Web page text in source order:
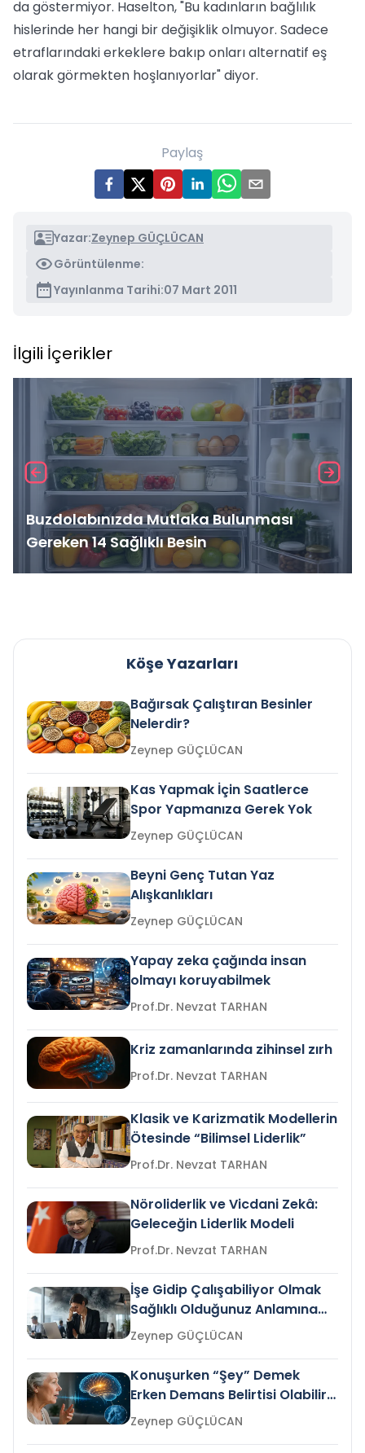
da göstermiyor. Haselton, "Bu kadınların bağlılık
hislerinde her hangi bir değişiklik olmuyor. Sadece
etraflarındaki erkeklere bakıp onları alternatif eş
olarak görmekten hoşlanıyorlar" diyor.
Paylaş
Yazar:Zeynep GÜÇLÜCAN
Görüntülenme:
Yayınlanma Tarihi:07 Mart 2011
İlgili İçerikler
Buzdolabınızda Mutlaka Bulunması
Gereken 14 Sağlıklı Besin
Köşe Yazarları
Bağırsak Çalıştıran Besinler
Nelerdir?
Zeynep GÜÇLÜCAN
Kas Yapmak İçin Saatlerce
Spor Yapmanıza Gerek Yok
Zeynep GÜÇLÜCAN
Beyni Genç Tutan Yaz
Alışkanlıkları
Zeynep GÜÇLÜCAN
Yapay zeka çağında insan
olmayı koruyabilmek
Prof.Dr. Nevzat TARHAN
Kriz zamanlarında zihinsel zırh
Prof.Dr. Nevzat TARHAN
Klasik ve Karizmatik Modellerin
Ötesinde “Bilimsel Liderlik”
Prof.Dr. Nevzat TARHAN
Nöroliderlik ve Vicdani Zekâ:
Geleceğin Liderlik Modeli
Prof.Dr. Nevzat TARHAN
İşe Gidip Çalışabiliyor Olmak
Sağlıklı Olduğunuz Anlamına
Gelir mi?Zeynep GÜÇLÜCAN
Konuşurken “Şey” Demek
Erken Demans Belirtisi Olabilir
mi?
Zeynep GÜÇLÜCAN